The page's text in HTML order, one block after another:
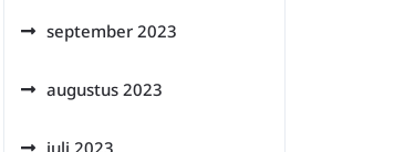
september 2023
augustus 2023
juli 2023